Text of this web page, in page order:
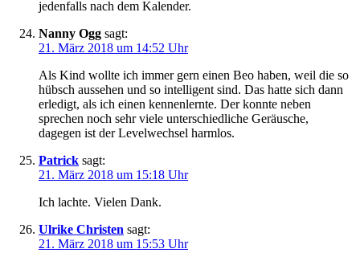
jedenfalls nach dem Kalender.
Nanny Ogg sagt:
21. März 2018 um 14:52 Uhr
Als Kind wollte ich immer gern einen Beo haben, weil die so
hübsch aussehen und so intelligent sind. Das hatte sich dann
erledigt, als ich einen kennenlernte. Der konnte neben
sprechen noch sehr viele unterschiedliche Geräusche,
dagegen ist der Levelwechsel harmlos.
Patrick sagt:
21. März 2018 um 15:18 Uhr
Ich lachte. Vielen Dank.
Ulrike Christen sagt:
21. März 2018 um 15:53 Uhr